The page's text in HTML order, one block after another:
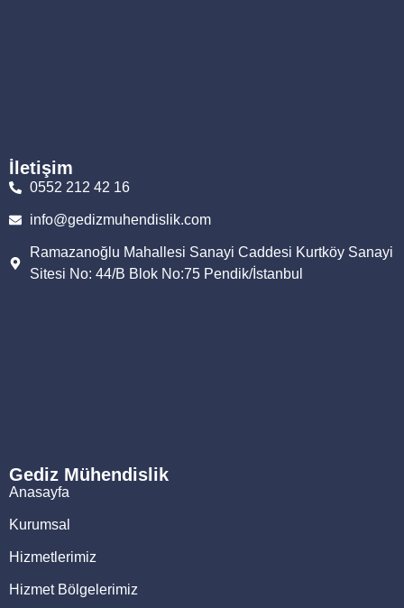
İletişim
0552 212 42 16
info@gedizmuhendislik.com
Ramazanoğlu Mahallesi Sanayi Caddesi Kurtköy Sanayi
Sitesi No: 44/B Blok No:75 Pendik/İstanbul
Gediz Mühendislik
Anasayfa
Kurumsal
Hizmetlerimiz
Hizmet Bölgelerimiz